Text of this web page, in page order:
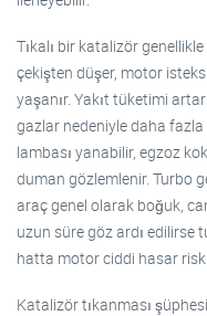
Tıkalı bir katalizör
çekişten düşer, motor
yaşanır. Yakıt tüketimi
gazlar nedeniyle daha fazla
lambası yanabilir, egzoz
duman gözlemlenir. Turbo
araç genel olarak boğuk,
uzun süre göz ardı edilirse
hatta motor ciddi hasar
Katalizör tıkanması